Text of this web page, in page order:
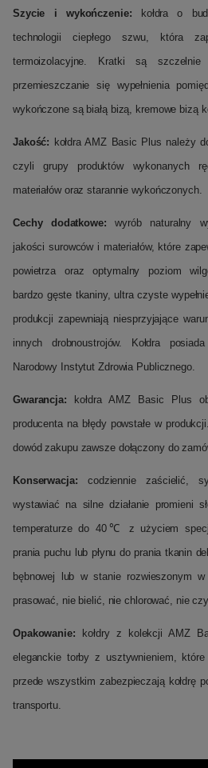
Szycie i wykończenie: kołdra o
technologii ciepłego szwu, która
termoizolacyjne. Kratki są szczelnie
przemieszczanie się wypełnienia
wykończone są białą bizą, kremowe bizą
Jakość: kołdra AMZ Basic Plus należy
czyli grupy produktów wykonanych
materiałów oraz starannie wykończonych.
Cechy dodatkowe: wyrób naturalny
jakości surowców i materiałów, które
powietrza oraz optymalny poziom
bardzo gęste tkaniny, ultra czyste
produkcji zapewniają niesprzyjające
innych drobnoustrojów. Kołdra
Narodowy Instytut Zdrowia Publicznego.
Gwarancja: kołdra AMZ Basic Plus
producenta na błędy powstałe w
dowód zakupu zawsze dołączony do
Konserwacja: codziennie zaścielić,
wystawiać na silne działanie promieni
temperaturze do 40℃ z użyciem
prania puchu lub płynu do prania tkanin
bębnowej lub w stanie rozwieszonym
prasować, nie bielić, nie chlorować, nie
Opakowanie: kołdry z kolekcji AMZ
eleganckie torby z usztywnieniem,
przede wszystkim zabezpieczają kołdrę
transportu.